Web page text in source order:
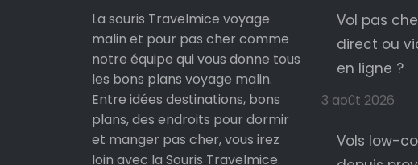
La souris Travelmice voyage
malin et pour pas cher comme
notre équipe qui vous donne tous
les bons plans voyage malin.
Entre idées destinations, bons
plans, des endroits pour dormir
et manger pas cher, vous irez
loin avec la Souris Travelmice.
Vol pas
direct ou
en ligne ?
3 août 2026
Vols low-